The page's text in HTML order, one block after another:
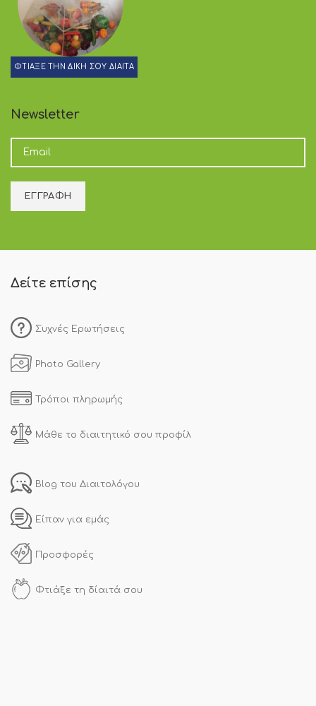
ΦΤΙΑΞΕ ΤΗΝ ΔΙΚΗ ΣΟΥ ΔΙΑΙΤΑ
Newsletter
Δείτε επίσης
Συχνές Ερωτήσεις
Photo Gallery
Τρόποι πληρωμής
Μάθε το διαιτητικό σου προφίλ
Blog του Διαιτολόγου
Είπαν για εμάς
Προσφορές
Φτιάξε τη δίαιτά σου